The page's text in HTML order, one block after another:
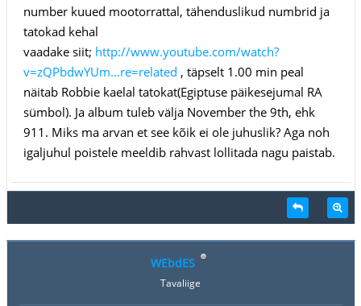
number kuued mootorrattal, tähenduslikud numbrid ja
tatokad kehal
vaadake siit; http://www.youtube.com/watch?
v=zQPbdwYUm...re=related , täpselt 1.00 min peal
näitab Robbie kaelal tatokat(Egiptuse päikesejumal RA
sümbol). Ja album tuleb välja November the 9th, ehk
911. Miks ma arvan et see kõik ei ole juhuslik? Aga noh
igaljuhul poistele meeldib rahvast lollitada nagu paistab.
WEbdES
Tavaliige